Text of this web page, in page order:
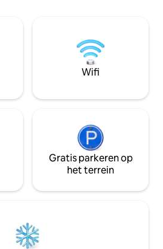
bed, een
een
nachthemels,
waaronder
en kale arenden
Wifi
Gratis parkeren op
het terrein